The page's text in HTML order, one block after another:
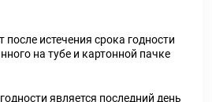
истечения срока годности
на тубе и картонной пачке
является последний день